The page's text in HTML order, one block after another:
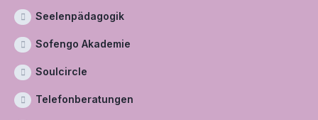
Seelenpädagogik
Sofengo Akademie
Soulcircle
Telefonberatungen